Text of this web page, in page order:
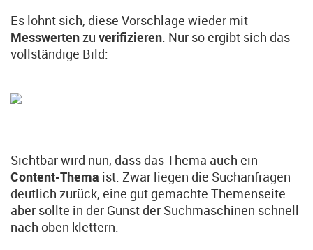
Es lohnt sich, diese Vorschläge wieder mit
Messwertenzu verifizieren. Nur so ergibt sich das
vollständige Bild:
Sichtbar wird nun, dass das Thema auch ein
Content-Thema ist. Zwar liegen die Suchanfragen
deutlich zurück, eine gut gemachte Themenseite
aber sollte in der Gunst der Suchmaschinen schnell
nach oben klettern.